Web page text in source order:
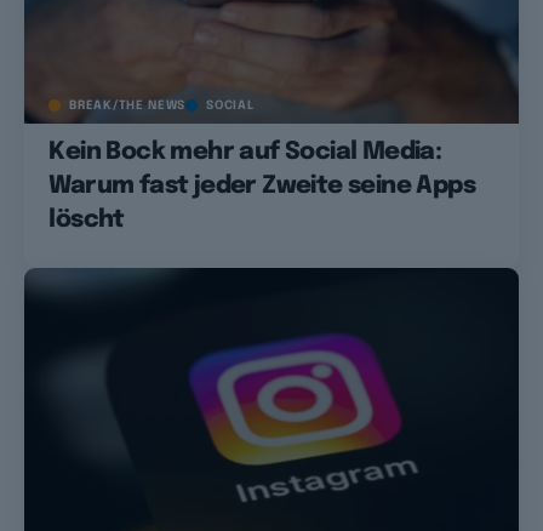
BREAK/THE NEWS SOCIAL
Kein Bock mehr auf Social Media:
Warum fast jeder Zweite seine Apps
löscht